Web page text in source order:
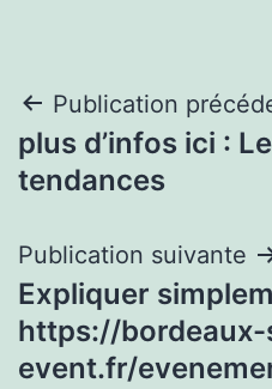
Navigation
de
Publication
plus d’infos ici :
tendances
Publication suivante
Expliquer
https://
event.fr/